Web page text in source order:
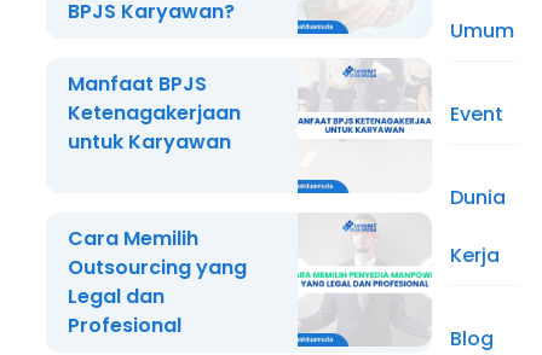
BPJS Karyawan?
Manfaat BPJS
Ketenagakerjaan
untuk Karyawan
Cara Memilih
Outsourcing yang
Legal dan
Profesional
Umum
Event
Dunia
Kerja
Blog